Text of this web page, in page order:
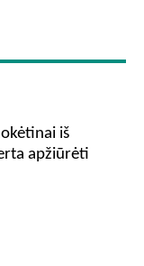
iš
apžiūrėti